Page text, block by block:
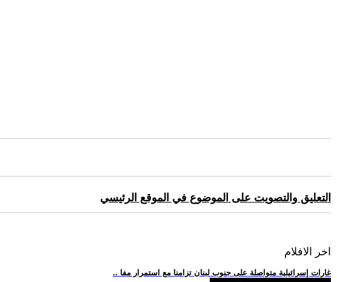
التعليق والتصويت على الموضوع في الموقع الرئيسي
اخر الافلام
.. غارات إسرائيلية متواصلة على جنوب لبنان تزامنا مع استمرار مفا